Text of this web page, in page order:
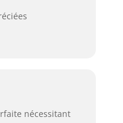
nécessitant